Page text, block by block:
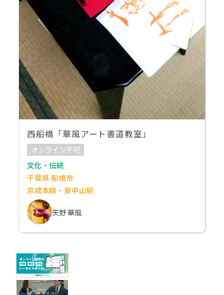
西船橋「華風アート書道教室」
オンライン不可
文化・伝統
千葉県 船橋市
京成本線・東中山駅
矢野 華風